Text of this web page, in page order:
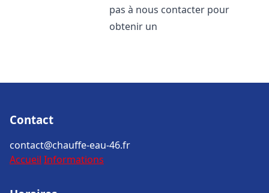
pas à nous contacter pour
obtenir un
Contact
contact@chauffe-eau-46.fr
Accueil Informations